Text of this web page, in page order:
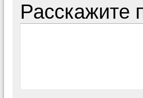
Расскажите